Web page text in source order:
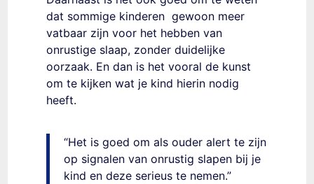
dat sommige kinderen gewoon meer
vatbaar zijn voor het hebben van
onrustige slaap, zonder duidelijke
oorzaak. En dan is het vooral de kunst
om te kijken wat je kind hierin nodig
heeft.
“Het is goed om als ouder alert te zijn
op signalen van onrustig slapen bij je
kind en deze serieus te nemen.”